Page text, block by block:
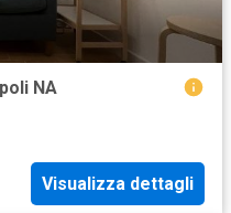
NA
Visualizza dettagli